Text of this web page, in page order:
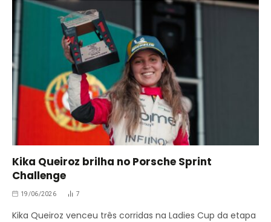
Kika Queiroz brilha no Porsche Sprint
Challenge
19/06/2026 7
Kika Queiroz venceu três corridas na Ladies Cup da etapa